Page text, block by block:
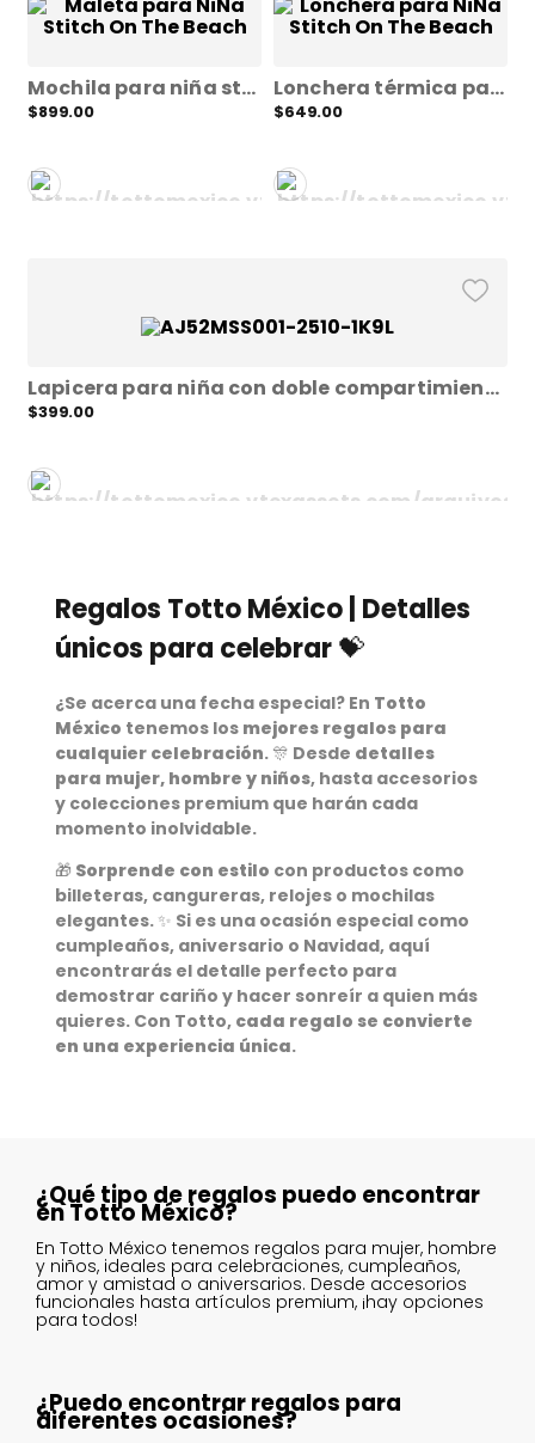
Mochila para niña stitch on the beach pequeña azul xs
$899.00
Lonchera térmica para niña stitch on the beach grande azul l
$649.00
Lapicera para niña con doble compartimiento minnie sense scapes 2
$399.00
Regalos Totto México | Detalles
únicos para celebrar 💝
¿Se acerca una fecha especial? En Totto
México tenemos los mejores regalos para
cualquier celebración. 🎊 Desde detalles
para mujer, hombre y niños, hasta accesorios
y colecciones premium que harán cada
momento inolvidable.
🎁 Sorprende con estilo con productos como
billeteras, cangureras, relojes o mochilas
elegantes. ✨ Si es una ocasión especial como
cumpleaños, aniversario o Navidad, aquí
encontrarás el detalle perfecto para
demostrar cariño y hacer sonreír a quien más
quieres. Con Totto, cada regalo se convierte
en una experiencia única.
¿Qué tipo de regalos puedo encontrar
en Totto México?
En Totto México tenemos regalos para mujer, hombre
y niños, ideales para celebraciones, cumpleaños,
amor y amistad o aniversarios. Desde accesorios
funcionales hasta artículos premium, ¡hay opciones
para todos!
¿Puedo encontrar regalos para
diferentes ocasiones?